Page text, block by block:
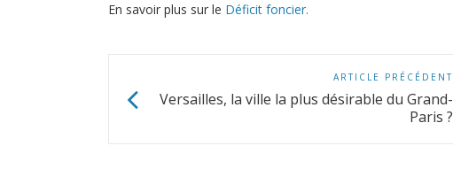
En savoir plus sur le Déficit foncier.
ARTICLE PRÉCÉDENT
Versailles, la ville la plus désirable du Grand-
Paris ?